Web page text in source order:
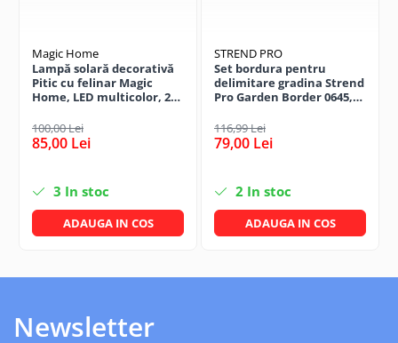
Magic Home
Lampă solară decorativă
Pitic cu felinar Magic
Home, LED multicolor, 25
curte
100,00 Lei
85,00 Lei
3 In stoc
ADAUGA IN COS
STREND PRO
Set bordura pentru
delimitare gradina Strend
Pro Garden Border 0645,
116,99 Lei
79,00 Lei
2 In stoc
ADAUGA IN COS
Newsletter